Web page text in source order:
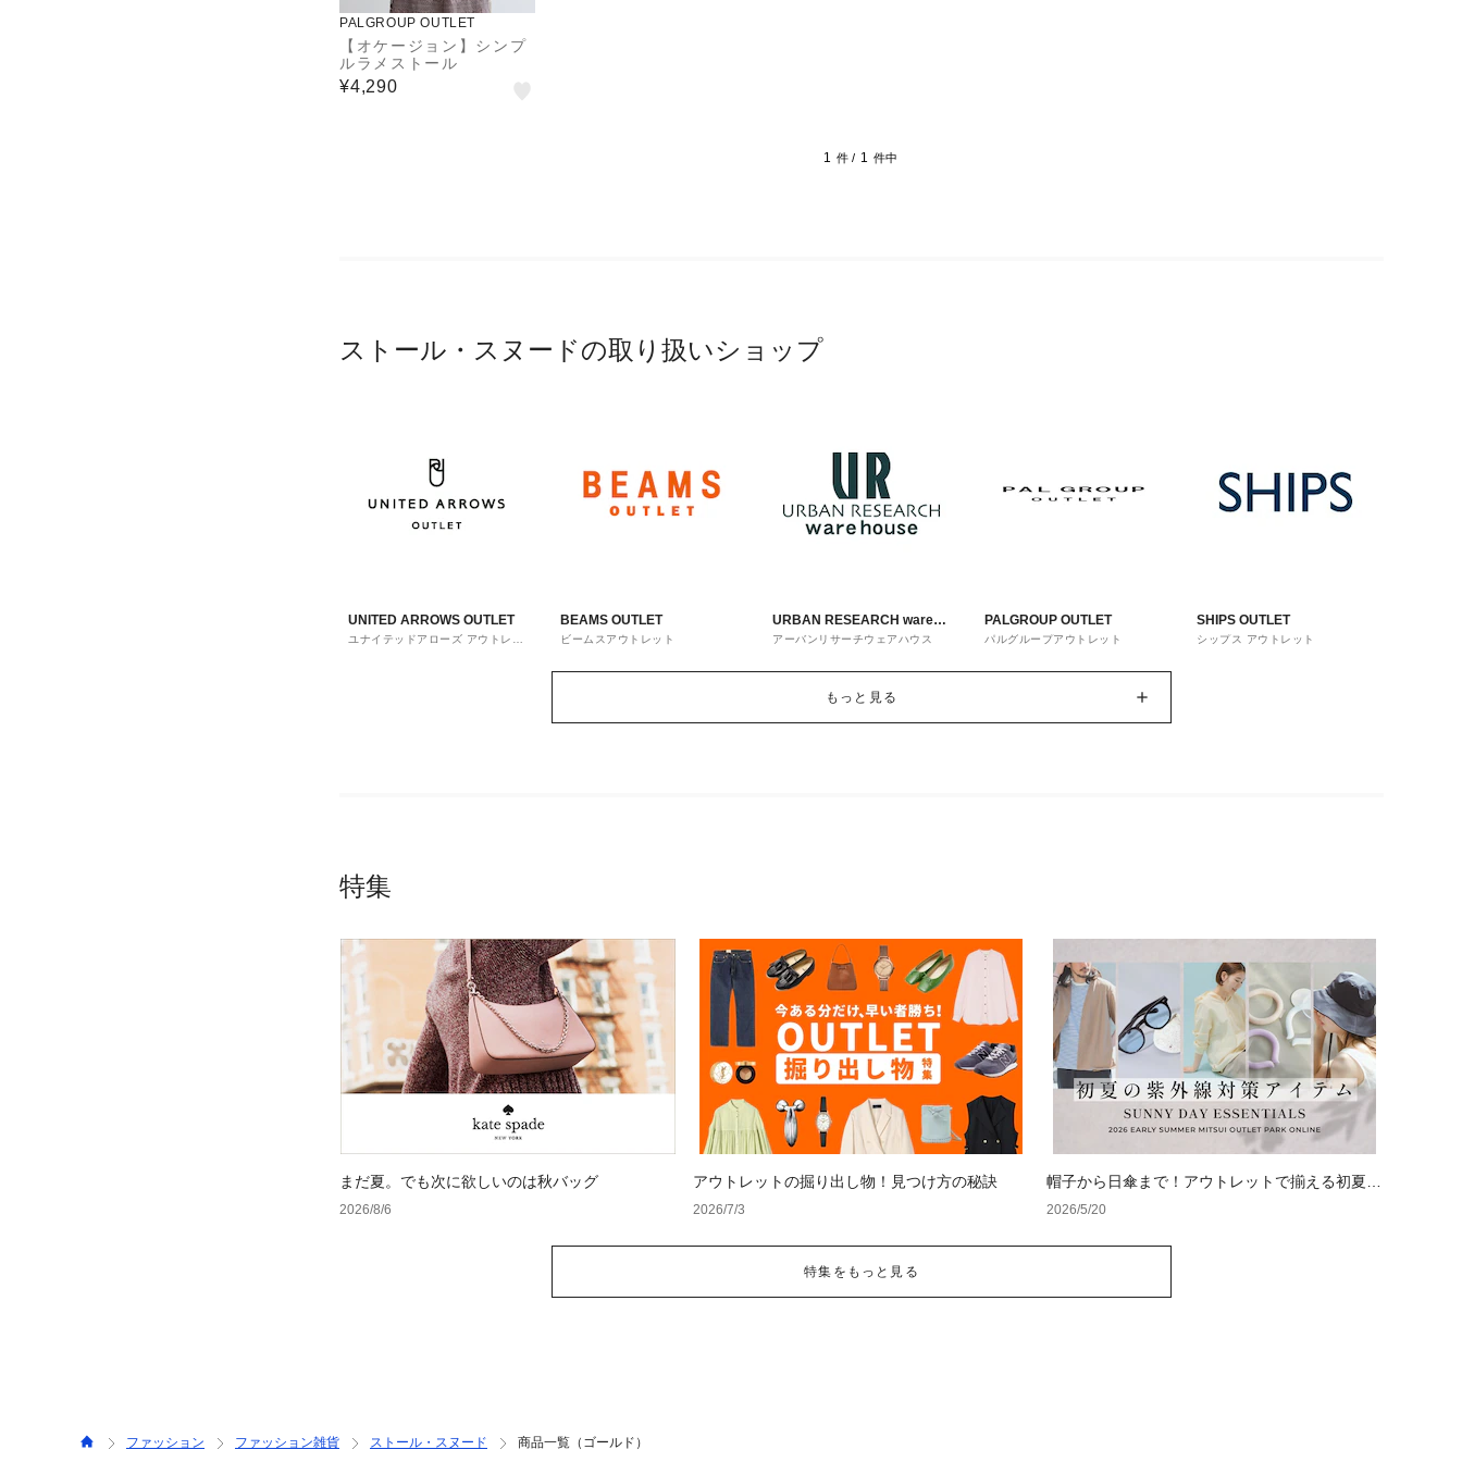
PALGROUP OUTLET
【オケージョン】シンプ
ルラメストール
¥4,290
1 件 / 1 件中
ストール・スヌードの取り扱いショップ
UNITED ARROWS OUTLET
ユナイテッドアローズ アウトレッ
BEAMS OUTLET
ビームスアウトレット
URBAN RESEARCH ware
house
アーバンリサーチウェアハウス
PALGROUP OUTLET
パルグループアウトレット
SHIPS OUTLET
シップス アウトレット
もっと見る
特集
まだ夏。でも次に欲しいのは秋バッグ
2026/8/6
アウトレットの掘り出し物！見つけ方の秘訣
2026/7/3
帽子から日傘まで！アウトレットで揃える初夏の
紫外線対策アイテム
2026/5/20
特集をもっと見る
ファッション ファッション雑貨 ストール・スヌード 商品一覧（ゴールド）